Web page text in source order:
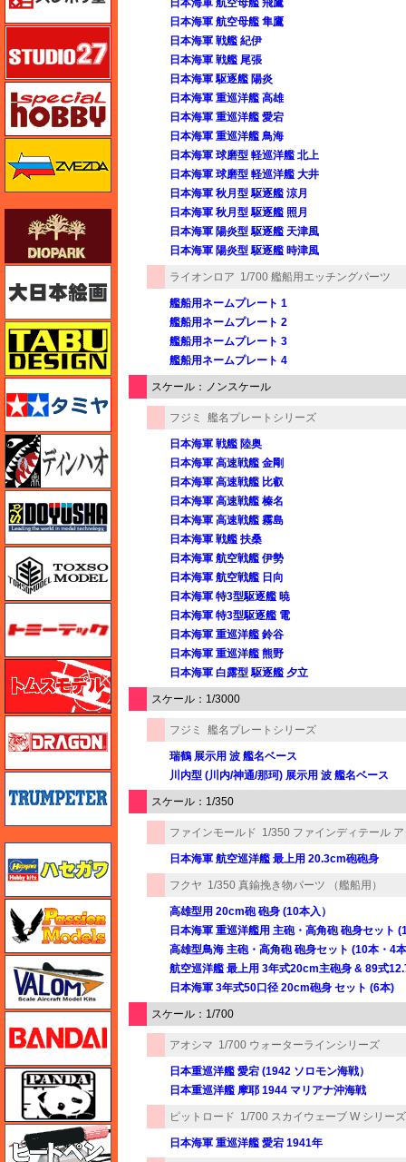
日本海軍 航空母艦 飛鷹
日本海軍 航空母艦 隼鷹
日本海軍 戦艦 紀伊
日本海軍 戦艦 尾張
日本海軍 駆逐艦 陽炎
日本海軍 重巡洋艦 高雄
日本海軍 重巡洋艦 愛宕
日本海軍 重巡洋艦 鳥海
日本海軍 球磨型 軽巡洋艦 北上
日本海軍 球磨型 軽巡洋艦 大井
日本海軍 秋月型 駆逐艦 涼月
日本海軍 秋月型 駆逐艦 照月
日本海軍 陽炎型 駆逐艦 天津風
日本海軍 陽炎型 駆逐艦 時津風
ライオンロア 1/700 艦船用エッチングパーツ
艦船用ネームプレート 1
艦船用ネームプレート 2
艦船用ネームプレート 3
艦船用ネームプレート 4
スケール：ノンスケール
フジミ 艦名プレートシリーズ
日本海軍 戦艦 陸奥
日本海軍 高速戦艦 金剛
日本海軍 高速戦艦 比叡
日本海軍 高速戦艦 榛名
日本海軍 高速戦艦 霧島
日本海軍 戦艦 扶桑
日本海軍 航空戦艦 伊勢
日本海軍 航空戦艦 日向
日本海軍 特3型駆逐艦 暁
日本海軍 特3型駆逐艦 電
日本海軍 重巡洋艦 鈴谷
日本海軍 重巡洋艦 熊野
日本海軍 白露型 駆逐艦 夕立
スケール：1/3000
フジミ 艦名プレートシリーズ
瑞鶴 展示用 波 艦名ベース
川内型 (川内/神通/那珂) 展示用 波 艦名ベース
スケール：1/350
ファインモールド 1/350 ファインディテール
日本海軍 航空巡洋艦 最上用 20.3cm砲砲身
フクヤ 1/350 真鍮挽き物パーツ （艦船用）
高雄型用 20cm砲 砲身 (10本入）
日本海軍 重巡洋艦用 主砲・高角砲 砲身セット
高雄型鳥海 主砲・高角砲 砲身セット (10本・4
航空巡洋艦 最上用 3年式20cm主砲身 & 89式
日本海軍 3年式50口径 20cm砲身 セット (6本)
スケール：1/700
アオシマ 1/700 ウォーターラインシリーズ
日本重巡洋艦 愛宕 (1942 ソロモン海戦）
日本重巡洋艦 摩耶 1944 マリアナ沖海戦
ピットロード 1/700 スカイウェーブ W シリーズ
日本海軍 重巡洋艦 愛宕 1941年
スタジオ27・タブデザイン
スペシャルホビー
ズベズダ（Zvezda）
ダイオパーク（diopark）
タブデザイン・スタジオ27
ディン・ハオ
トキソモデル（toxso_model）
トミーテック
トムスモデル
トランペッター
バロムモデル
バンダイ
パンダホビー
ヒートペン（十和田技研・ブレインファクトリー）